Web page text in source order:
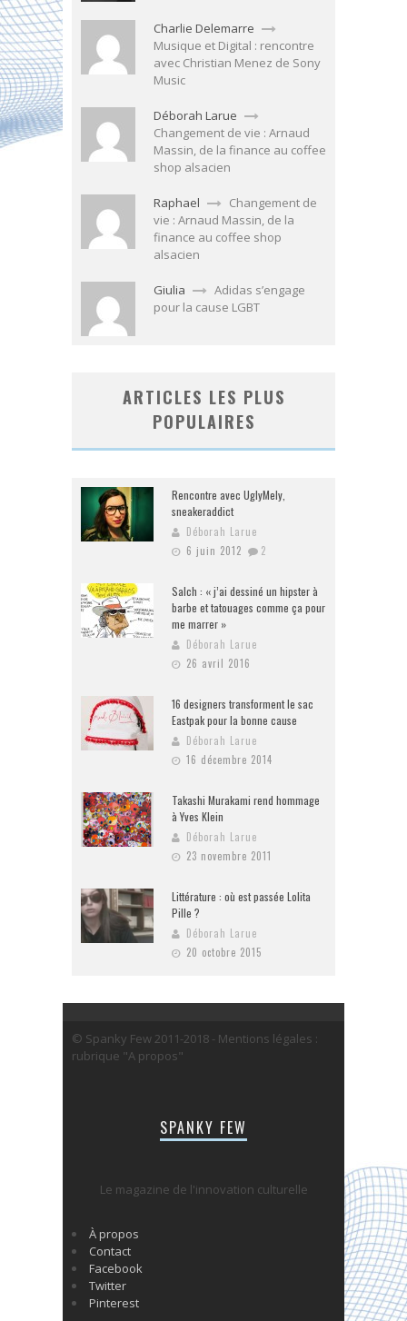
Charlie Delemarre
Musique et Digital : rencontre
avec Christian Menez de Sony
Music
Déborah Larue
Changement de vie : Arnaud
Massin, de la finance au coffee
shop alsacien
Raphael
Changement de
vie : Arnaud Massin, de la
finance au coffee shop
alsacien
Giulia
Adidas s’engage
pour la cause LGBT
ARTICLES LES PLUS
POPULAIRES
Rencontre avec UglyMely,
sneakeraddict
Déborah Larue
6 juin 2012
2
Salch : « j’ai dessiné un hipster à
barbe et tatouages comme ça pour
me marrer »
Déborah Larue
26 avril 2016
16 designers transforment le sac
Eastpak pour la bonne cause
Déborah Larue
16 décembre 2014
Takashi Murakami rend hommage
à Yves Klein
Déborah Larue
23 novembre 2011
Littérature : où est passée Lolita
Pille ?
Déborah Larue
20 octobre 2015
© Spanky Few 2011-2018 - Mentions légales :
rubrique "A propos"
SPANKY FEW
Le magazine de l'innovation culturelle
À propos
Contact
Facebook
Twitter
Pinterest